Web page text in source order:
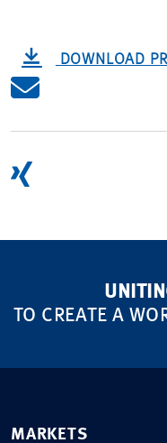
DOWNLOAD
TO CREATE A
MARKETS